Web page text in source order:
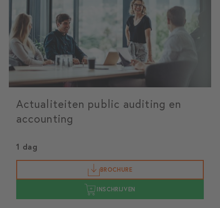
Actualiteiten public auditing en
accounting
1 dag
BROCHURE
INSCHRIJVEN